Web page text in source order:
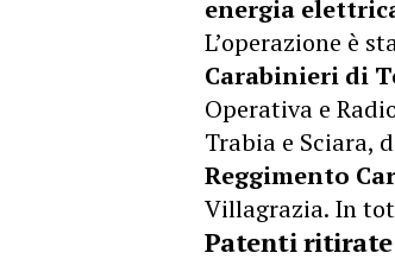
energia
L’operazione è
Carabinieri di
Operativa e
Trabia e Sciara,
Reggimento
Villagrazia. In
Patenti